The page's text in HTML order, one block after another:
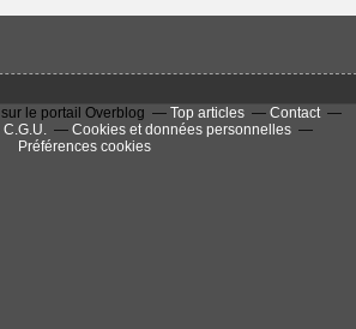
sur le portail Overblog Top articles
Contact
C.G.U.
Cookies et données personnelles
Préférences cookies